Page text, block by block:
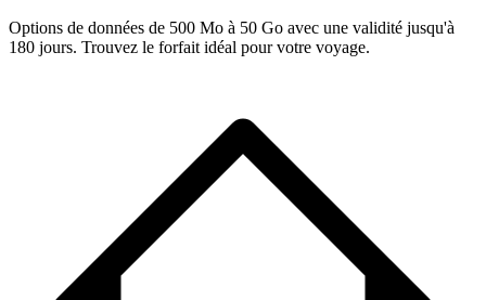
Options de données de 500 Mo à 50 Go avec une validité jusqu'à
180 jours. Trouvez le forfait idéal pour votre voyage.